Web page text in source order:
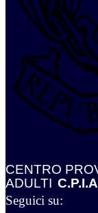
CENTRO
ADULTI
Seguici su: